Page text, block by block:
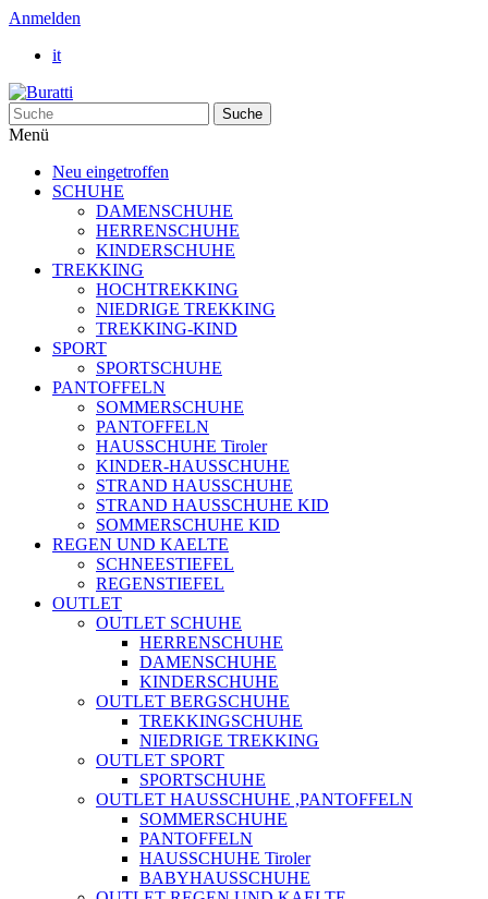
Anmelden
it
Suche
Menü
Neu eingetroffen
SCHUHE
DAMENSCHUHE
HERRENSCHUHE
KINDERSCHUHE
TREKKING
HOCHTREKKING
NIEDRIGE TREKKING
TREKKING-KIND
SPORT
SPORTSCHUHE
PANTOFFELN
SOMMERSCHUHE
PANTOFFELN
HAUSSCHUHE Tiroler
KINDER-HAUSSCHUHE
STRAND HAUSSCHUHE
STRAND HAUSSCHUHE KID
SOMMERSCHUHE KID
REGEN UND KAELTE
SCHNEESTIEFEL
REGENSTIEFEL
OUTLET
OUTLET SCHUHE
HERRENSCHUHE
DAMENSCHUHE
KINDERSCHUHE
OUTLET BERGSCHUHE
TREKKINGSCHUHE
NIEDRIGE TREKKING
OUTLET SPORT
SPORTSCHUHE
OUTLET HAUSSCHUHE ,PANTOFFELN
SOMMERSCHUHE
PANTOFFELN
HAUSSCHUHE Tiroler
BABYHAUSSCHUHE